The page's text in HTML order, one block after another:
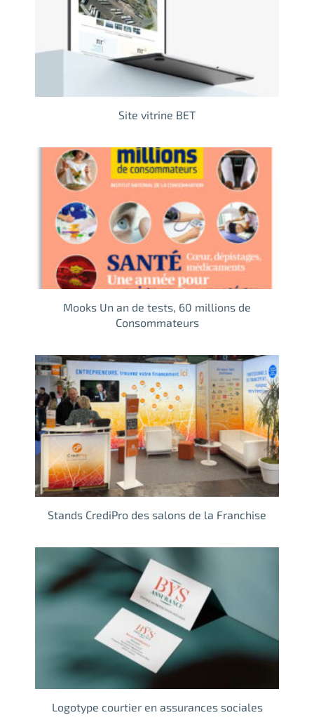
Site vitrine BET
Mooks Un an de tests, 60 millions de
Consommateurs
Stands CrediPro des salons de la Franchise
Logotype courtier en assurances sociales